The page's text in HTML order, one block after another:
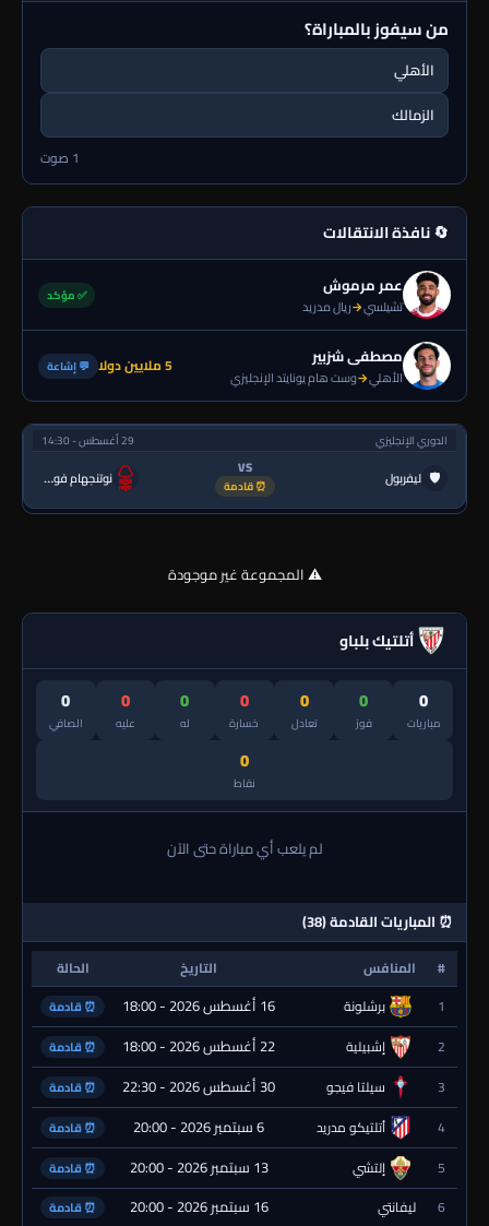
من سيفوز بالمباراة؟
الأهلي
الزمالك
1 صوت
🔄 نافذة الانتقالات
عمر مرموش
تشيلسي→ريال مدريد
✅ مؤكد
مصطفى شزبير
الأهلي→وست هام يونايتد الإنجليزي 5 ملايين دولا 💬 إشاعة
الدوري الإنجليزي 29 أغسطس - 14:30
🛡 ليفربول VS
⏰ قادمة نوتنجهام فورست
⚠️ المجموعة غير موجودة
أتلتيك بلباو
0
مباريات
0
فوز
0
تعادل
0
خسارة
0
له
0
عليه
0
الصافي
0
نقاط
لم يلعب أي مباراة حتى الآن
⏰ المباريات القادمة (38)
# المنافس التاريخ
الحالة
1
برشلونة 16 أغسطس 2026 - 18:00 ⏰ قادمة
2 إشبيلية 22 أغسطس 2026 - 18:00 ⏰ قادمة
3 سيلتا فيجو 30 أغسطس 2026 - 22:30 ⏰ قادمة
4 أتلتيكو مدريد 6 سبتمبر 2026 - 20:00 ⏰ قادمة
5 إلتشي 13 سبتمبر 2026 - 20:00 ⏰ قادمة
6 ليفانتي 16 سبتمبر 2026 - 20:00 ⏰ قادمة